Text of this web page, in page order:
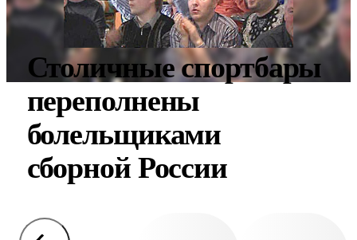
Столичные спортбары
переполнены
болельщиками
сборной России